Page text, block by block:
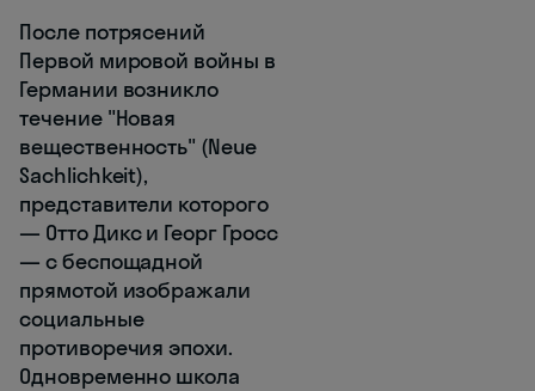
После потрясений
Первой мировой войны в
Германии возникло
течение "Новая
вещественность" (Neue
Sachlichkeit),
представители которого
— Отто Дикс и Георг Гросс
— с беспощадной
прямотой изображали
социальные
противоречия эпохи.
Одновременно школа